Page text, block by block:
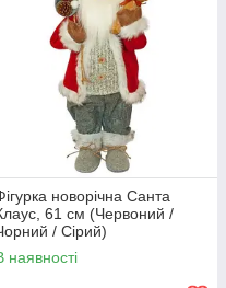
новорічна Санта
61 см (Червоний /
/ Сірий)
наявності